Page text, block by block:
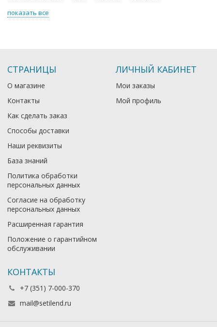
показать все
СТРАНИЦЫ
О магазине
Контакты
Как сделать заказ
Способы доставки
Наши реквизиты
База знаний
Политика обработки
персональных данных
Согласие на обработку
персональных данных
Расширенная гарантия
Положение о гарантийном
обслуживании
ЛИЧНЫЙ КАБИНЕТ
Мои заказы
Мой профиль
КОНТАКТЫ
+7 (351) 7-000-370
mail@setilend.ru